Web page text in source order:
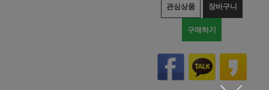
관심상품 장바구니
구매하기